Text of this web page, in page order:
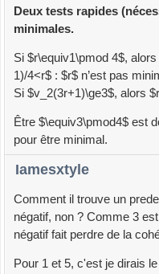
Deux tests rapides
minimales.
Si $r\equiv1\pmod 4$,
1)/4<r$ : $r$ n’est pas
Si $v_2(3r+1)\ge3$, alors
Être $\equiv3\pmod4$ est
pour être minimal.
Iamesxtyle
Comment il trouve un
négatif, non ? Comme 3
négatif fait perdre de la
Pour 1 et 5, c'est je dirais